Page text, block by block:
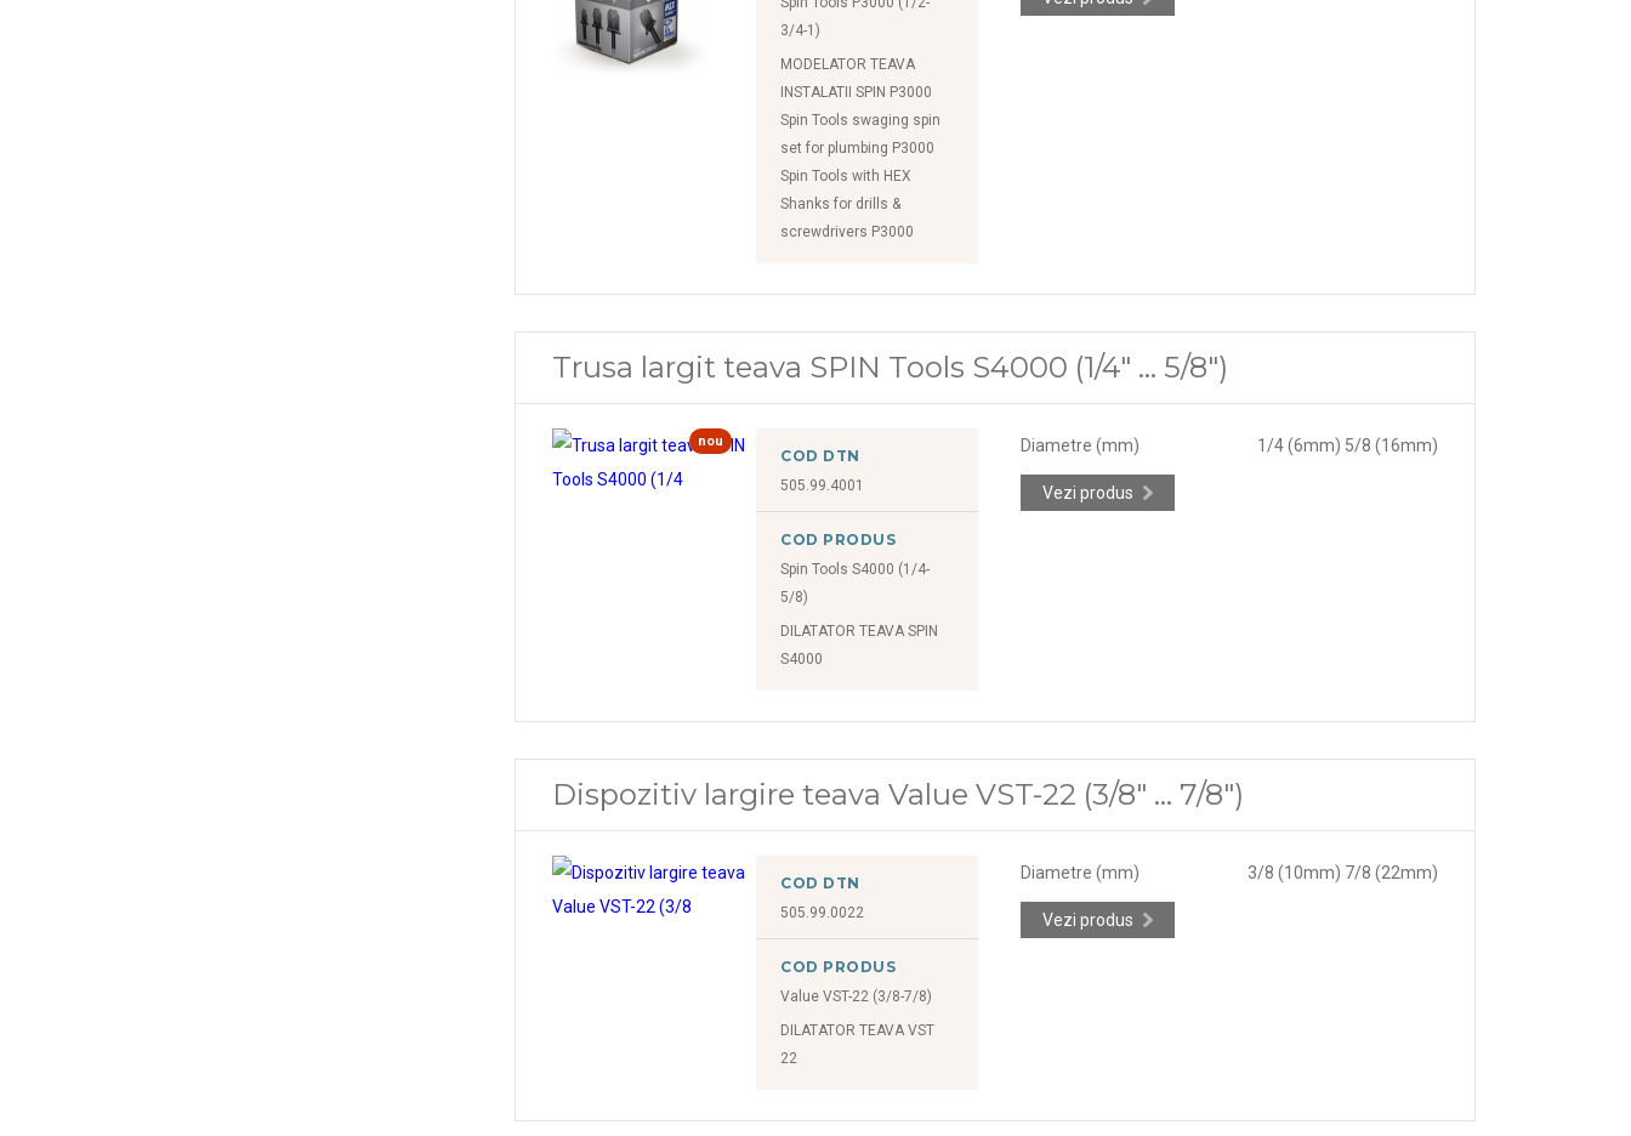
3/4-1)
MODELATOR TEAVA
INSTALATII SPIN P3000
Spin Tools swaging spin
set for plumbing P3000
Spin Tools with HEX
Shanks for drills &
screwdrivers P3000
Trusa largit teava SPIN Tools S4000 (1/4" ... 5/8")
nou
COD DTN
505.99.4001
COD PRODUS
Spin Tools S4000 (1/4-
5/8)
DILATATOR TEAVA SPIN
S4000
Diametre (mm) 1/4 (6mm) 5/8 (16mm)
Vezi produs
Dispozitiv largire teava Value VST-22 (3/8" ... 7/8")
COD DTN
505.99.0022
COD PRODUS
Value VST-22 (3/8-7/8)
DILATATOR TEAVA VST
22
Diametre (mm) 3/8 (10mm) 7/8 (22mm)
Vezi produs